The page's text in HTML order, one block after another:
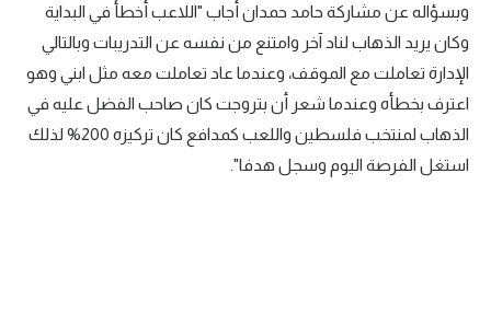
كويز في الجول
فيديو في الجول
وبسؤاله عن مشاركة حامد حمدان أجاب "اللاعب أخطأ في البداية
وكان يريد الذهاب لناد آخر وامتنع من نفسه عن التدريبات وبالتالي
الإدارة تعاملت مع الموقف، وعندما عاد تعاملت معه مثل ابني وهو
اعترف بخطأه وعندما شعر أن بتروجت كان صاحب الفضل عليه في
الذهاب لمنتخب فلسطين واللعب كمدافع كان تركيزه 200% لذلك
استغل الفرصة اليوم وسجل هدفا".